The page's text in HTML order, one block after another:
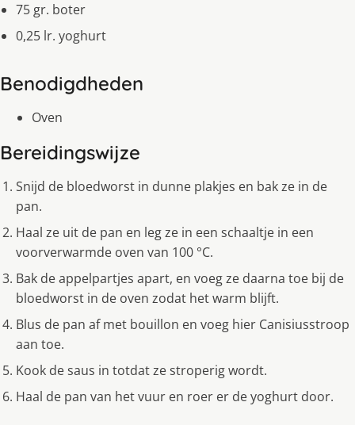
75 gr. boter
0,25 lr. yoghurt
Benodigdheden
Oven
Bereidingswijze
Snijd de bloedworst in dunne plakjes en bak ze in de
pan.
Haal ze uit de pan en leg ze in een schaaltje in een
voorverwarmde oven van 100 °C.
Bak de appelpartjes apart, en voeg ze daarna toe bij de
bloedworst in de oven zodat het warm blijft.
Blus de pan af met bouillon en voeg hier Canisiusstroop
aan toe.
Kook de saus in totdat ze stroperig wordt.
Haal de pan van het vuur en roer er de yoghurt door.